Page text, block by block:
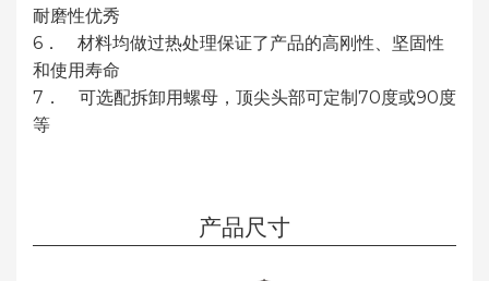
耐磨性优秀
6． 材料均做过热处理保证了产品的高刚性、坚固性
和使用寿命
7． 可选配拆卸用螺母，顶尖头部可定制70度或90度
等
产品尺寸